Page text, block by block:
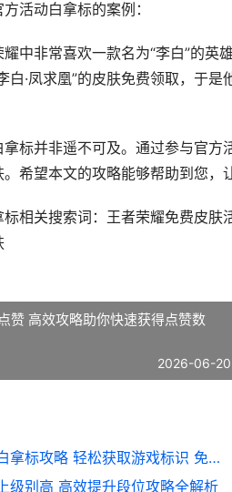
活动白拿标的案例：
中非常喜欢一款名为“李白”的
白·凤求凰”的皮肤免费领取，于
标并非遥不可及。通过参与官
希望本文的攻略能够帮助到您，
相关搜索词：王者荣耀免费皮
赞 高效攻略助你快速获得点赞数
2026-06-20
王者荣耀如何白拿标攻略 轻松获取游戏标识 免费福利大揭秘
级别高 高效提升段位攻略全解析